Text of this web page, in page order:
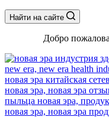
Найти на сайте
Добро